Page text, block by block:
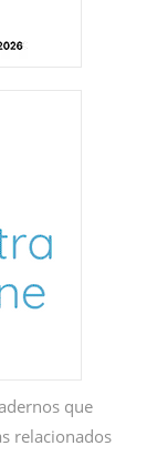
que
relacionados